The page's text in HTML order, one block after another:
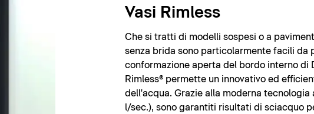
Vasi Rimless
Che si tratti di modelli sospesi o a
senza brida sono particolarmente facili da
conformazione aperta del bordo interno di
Rimless® permette un innovativo ed
dell'acqua. Grazie alla moderna tecnologia
l/sec.), sono garantiti risultati di sciacquo